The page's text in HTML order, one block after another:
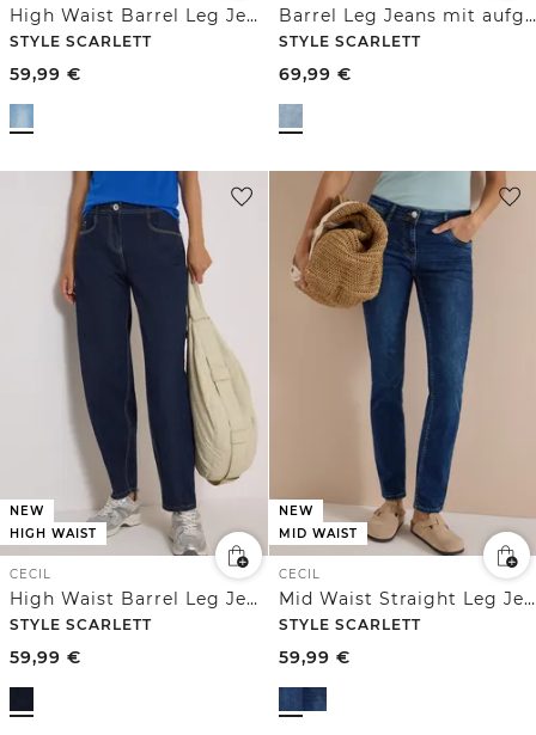
High Waist Barrel Leg Jeans im Loose Fit
STYLE SCARLETT
59,99 €
Barrel Leg Jeans mit aufgesetzten Taschen
STYLE SCARLETT
69,99 €
NEW
HIGH WAIST
CECIL
High Waist Barrel Leg Jeans im Loose Fit
STYLE SCARLETT
59,99 €
NEW
MID WAIST
CECIL
Mid Waist Straight Leg Jeans im Casual Fit
STYLE SCARLETT
59,99 €